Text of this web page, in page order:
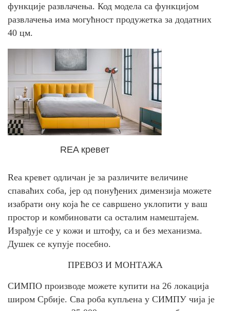
функције развлачења. Код модела са функцијом
развлачења има могућност продужетка за додатних
40 цм.
REA кревет
Rea кревет одличан је за различите величине
спаваћих соба, јер од понуђених димензија можете
изабрати ону која ће се савршено уклопити у ваш
простор и комбиновати са осталим намештајем.
Израђује се у кожи и штофу, са и без механизма.
Душек се купује посебно.
ПРЕВОЗ И МОНТАЖА
СИМПО производе можете купити на 26 локација
широм Србије. Сва роба купљена у СИМПУ чија је